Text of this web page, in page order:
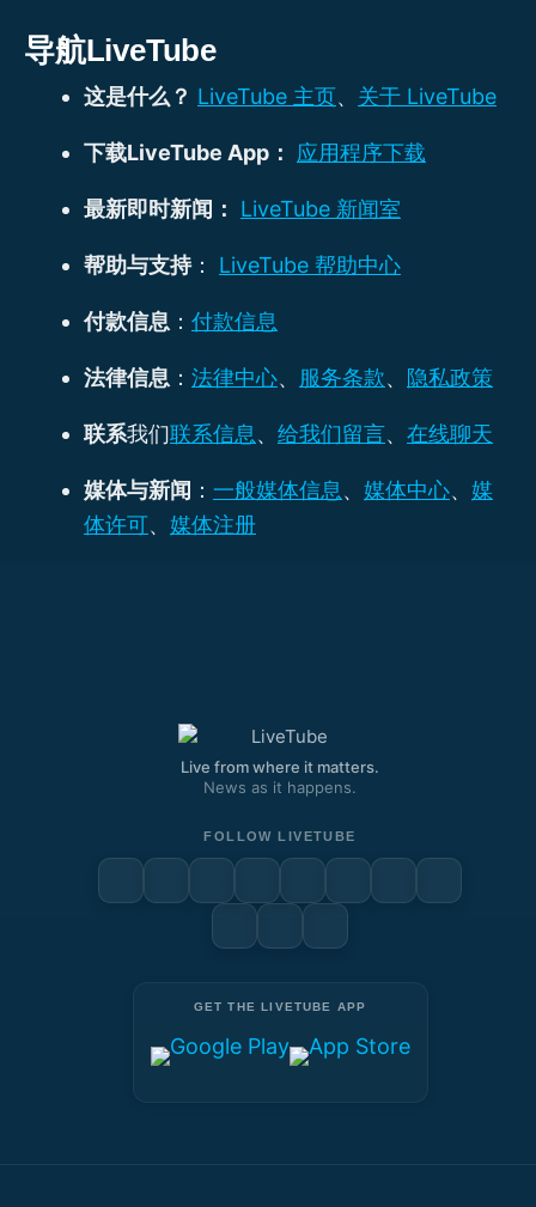
导航LiveTube
这是什么？ LiveTube 主页、 关于 LiveTube
下载LiveTube App： 应用程序下载
最新即时新闻： LiveTube 新闻室
帮助与支持： LiveTube 帮助中心
付款信息 ： 付款信息
法律信息 ： 法律中心、 服务条款、 隐私政策
联系我们联系信息、 给我们留言、 在线聊天
媒体与新闻 ： 一般媒体信息、 媒体中心、 媒
体许可、 媒体注册
Live from where it matters.
News as it happens.
FOLLOW LIVETUBE
GET THE LIVETUBE APP